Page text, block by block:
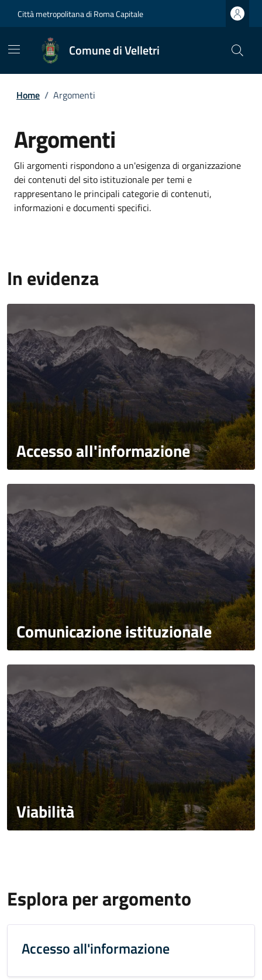
Città metropolitana di Roma Capitale
Comune di Velletri
Home / Argomenti
Argomenti
Gli argomenti rispondono a un'esigenza di organizzazione
dei contenuti del sito istituzionale per temi e
rappresentano le principali categorie di contenuti,
informazioni e documenti specifici.
In evidenza
Accesso all'informazione
Comunicazione istituzionale
Viabilità
Esplora per argomento
Accesso all'informazione